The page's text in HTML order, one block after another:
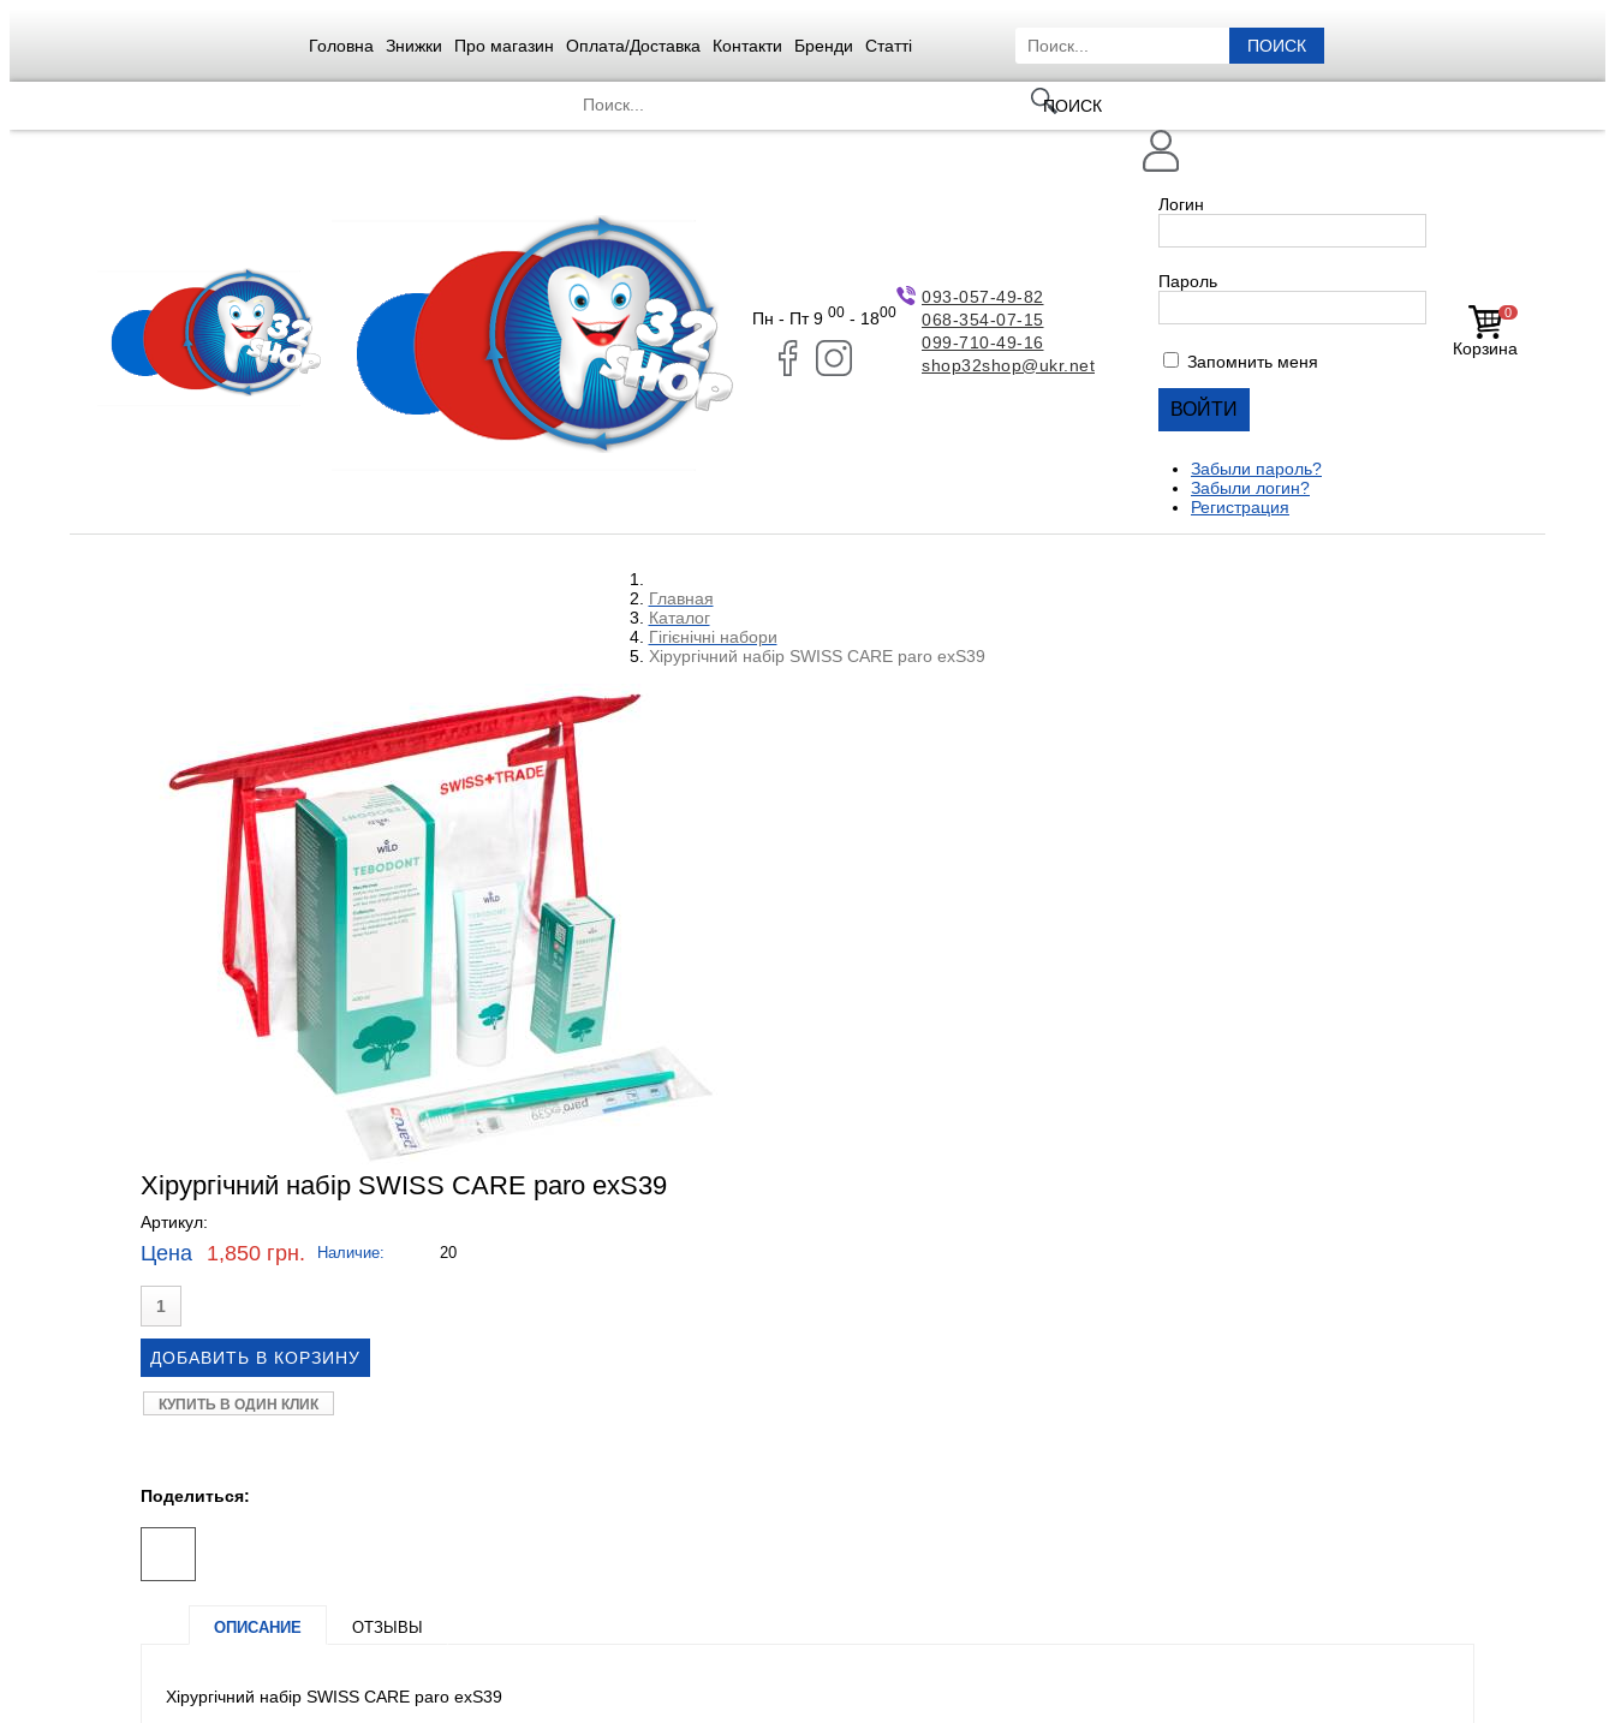
Головна Знижки Про магазин Оплата/Доставка Контакти Бренди Статті ПОИСК
ПОИСК
Пн - Пт 9 00 - 1800
093-057-49-82
068-354-07-15
099-710-49-16
shop32shop@ukr.net
0
Корзина
Логин
Пароль
Запомнить меня
Забыли пароль?
Забыли логин?
Регистрация
Главная
Каталог
Гігієнічні набори
Хірургічний набір SWISS CARE paro exS39
Хірургічний набір SWISS CARE paro exS39
Артикул:
Цена 1,850 грн. Наличие: 20
КУПИТЬ В ОДИН КЛИК
Поделиться:
ОПИСАНИЕ ОТЗЫВЫ
Хірургічний набір SWISS CARE paro exS39